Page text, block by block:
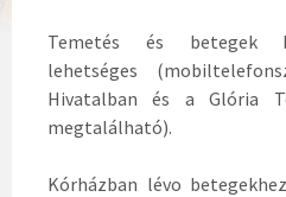
Temetés és betegek
lehetséges
Hivatalban és a Glória
megtalálható).
Kórházban lévo